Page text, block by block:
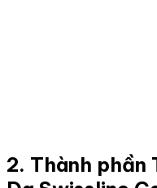
2. Thành phần